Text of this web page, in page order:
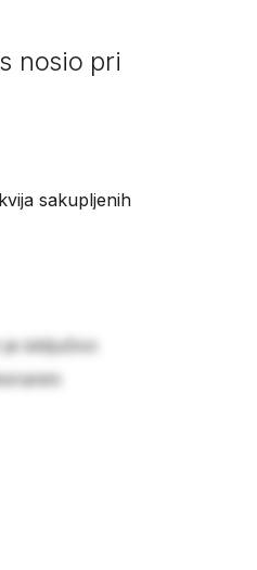
nosio pri
sakupljenih
isključivo